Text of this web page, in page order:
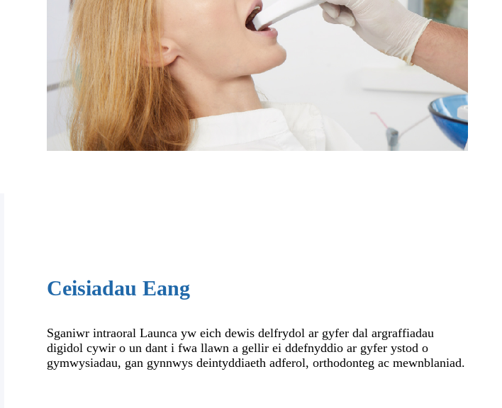
Ceisiadau Eang
Sganiwr intraoral Launca yw eich dewis delfrydol ar gyfer dal argraffiadau
digidol cywir o un dant i fwa llawn a gellir ei ddefnyddio ar gyfer ystod o
gymwysiadau, gan gynnwys deintyddiaeth adferol, orthodonteg ac mewnblaniad.